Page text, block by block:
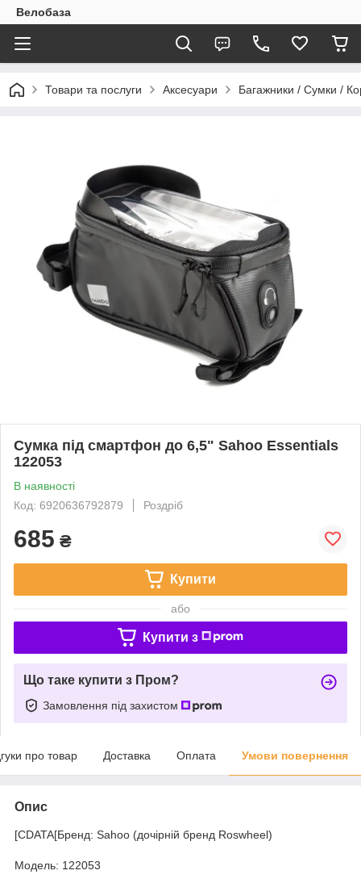
Велобаза
Товари та послуги Аксесуари Багажники / Сумки /
Сумка під смартфон до 6,5" Sahoo Essentials
122053
В наявності
Код: 6920636792879
Роздріб
685 ₴
Купити
або
Купити з
Що таке купити з Пром?
Замовлення під захистом
про товар Доставка Оплата Умови повернення
Опис
[CDATA[Бренд: Sahoo (дочірній бренд Roswheel)
Модель: 122053